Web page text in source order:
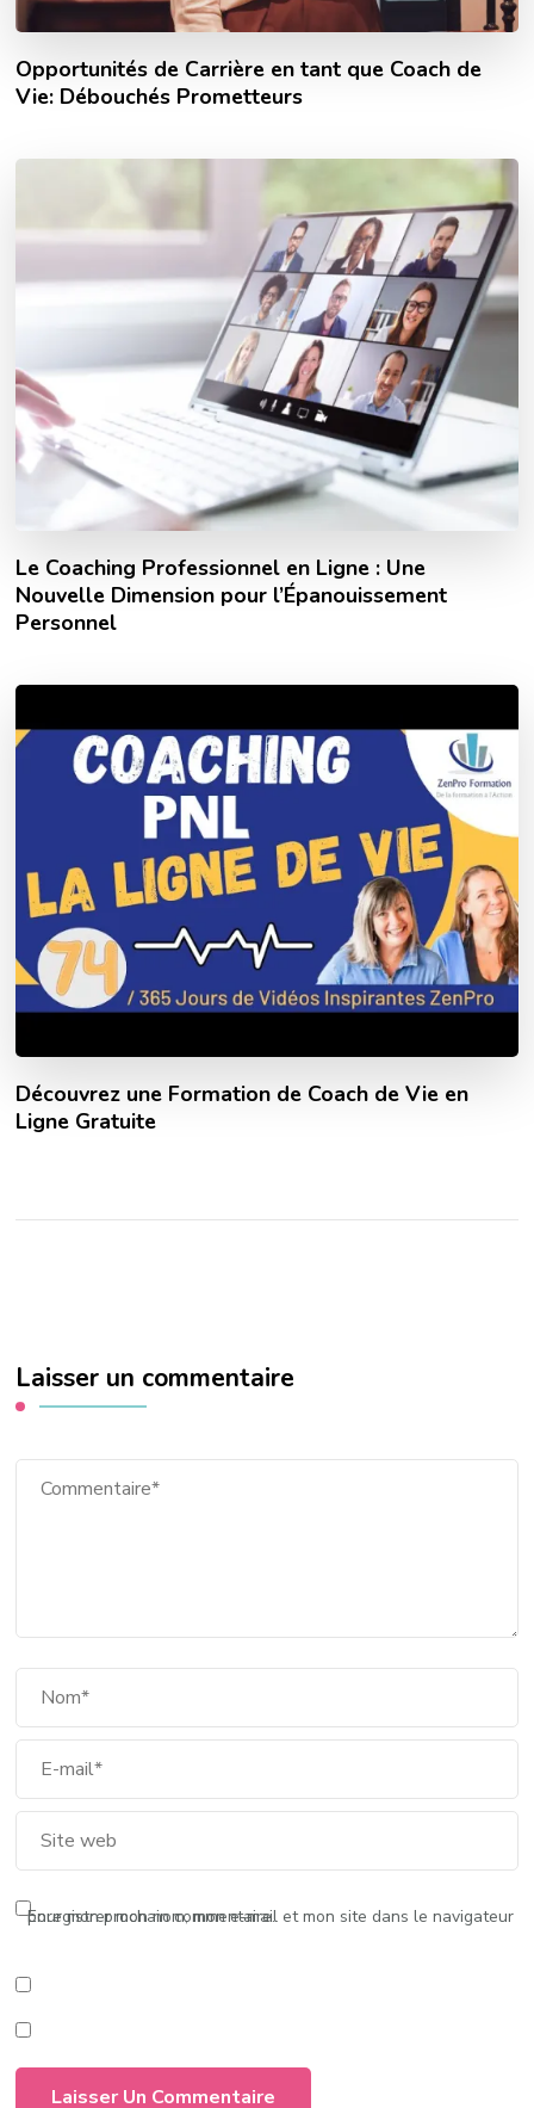
Opportunités de Carrière en tant que Coach de
Vie: Débouchés Prometteurs
Le Coaching Professionnel en Ligne : Une
Nouvelle Dimension pour l’Épanouissement
Personnel
Découvrez une Formation de Coach de Vie en
Ligne Gratuite
Laisser un commentaire
Enregistrer mon nom, mon e-mail et mon site dans le navigateur pour mon prochain commentaire.